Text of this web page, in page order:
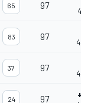
65 97
83 97
37 97
24 97